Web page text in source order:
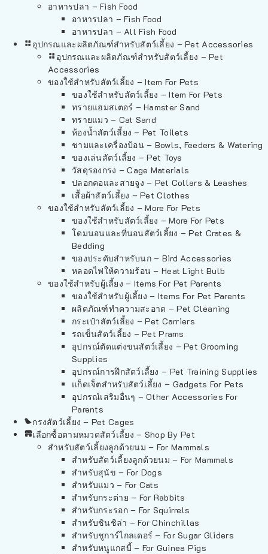
อาหารปลา – Fish Food
อาหารปลา – Fish Food
อาหารปลา – All Fish Food
อุปกรณและผลิตภัณฑ์สำหรับสัตว์เลี้ยง – Pet Accessories
อุปกรณและผลิตภัณฑ์สำหรับสัตว์เลี้ยง – Pet
Accessories
ของใช้สำหรับสัตว์เลี้ยง – Item For Pets
ของใช้สำหรับสัตว์เลี้ยง – Item For Pets
ทรายแฮมสเตอร์ – Hamster Sand
ทรายแมว – Cat Sand
ห้องน้ำสัตว์เลี้ยง – Pet Toilets
ชามและเครื่องป้อน – Bowls, Feeders & Watering
ของเล่นสัตว์เลี้ยง – Pet Toys
วัสดุรองกรง – Cage Materials
ปลอกคอและสายจูง – Pet Collars & Leashes
เสื้อผ้าสัตว์เลี้ยง – Pet Clothes
ของใช้สำหรับสัตว์เลี้ยง – More For Pets
ของใช้สำหรับสัตว์เลี้ยง – More For Pets
โดมนอนและที่นอนสัตว์เลี้ยง – Pet Crates &
Bedding
ของประดับสำหรับนก – Bird Accessories
หลอดไฟให้ความร้อน – Heat Light Bulb
ของใช้สำหรับผู้เลี้ยง – Items For Pet Parents
ของใช้สำหรับผู้เลี้ยง – Items For Pet Parents
ผลิตภัณฑ์ทำความสะอาด – Pet Cleaning
กระเป๋าสัตว์เลี้ยง – Pet Carriers
รถเข็นสัตว์เลี้ยง – Pet Prams
อุปกรณ์ตัดแต่งขนสัตว์เลี้ยง – Pet Grooming
Supplies
อุปกรณ์การฝึกสัตว์เลี้ยง – Pet Training Supplies
แก็ดเจ็ตสำหรับสัตว์เลี้ยง – Gadgets For Pets
อุปกรณ์เสริมอื่นๆ – Other Accessories For
Parents
กรงสัตว์เลี้ยง – Pet Cages
เลือกซื้อตามหมวดสัตว์เลี้ยง – Shop By Pet
สำหรับสัตว์เลี้ยงลูกด้วยนม – For Mammals
สำหรับสัตว์เลี้ยงลูกด้วยนม – For Mammals
สำหรับสุนัข – For Dogs
สำหรับแมว – For Cats
สำหรับกระต่าย – For Rabbits
สำหรับกระรอก – For Squirrels
สำหรับชินชิล่า – For Chinchillas
สำหรับชูการ์ไกลเดอร์ – For Sugar Gliders
สำหรับหนูแกสบี้ – For Guinea Pigs